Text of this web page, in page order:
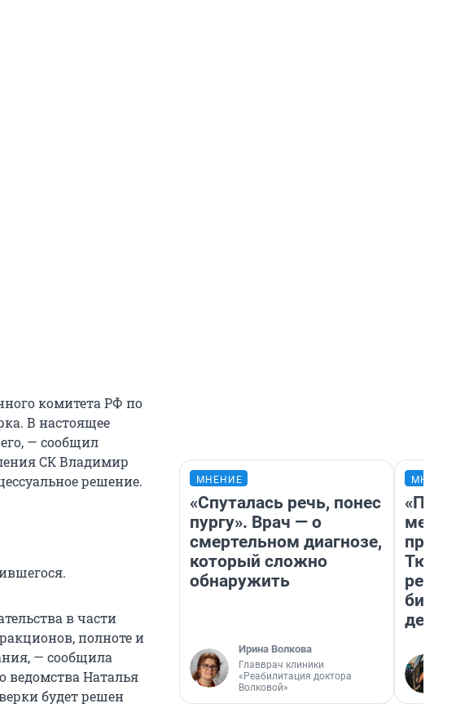
комитета РФ по
В настоящее
— сообщил
СК Владимир
решение.
в части
полноте и
— сообщила
ведомства Наталья
будет решен
МНЕНИЕ
«Спуталась речь, понес
пургу». Врач — о
смертельном диагнозе,
который сложно
обнаружить
Ирина Волкова
Главврач клиники
«Реабилитация доктора
Волковой»